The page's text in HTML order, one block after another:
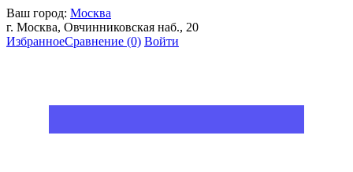
Ваш город: Москва
г. Москва, Овчинниковская наб., 20
ИзбранноеСравнение (0) Войти